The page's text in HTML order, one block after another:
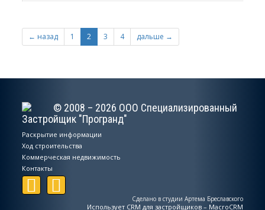
← назад 1 2 3 4 дальше →
© 2008 – 2026 ООО Специализированный
Застройщик "Програнд"
Раскрытие информации
Ход строительства
Коммерческая недвижимость
Контакты
Сделано в студии Артема Бреславского
Использует CRM для застройщиков – MacroCRM